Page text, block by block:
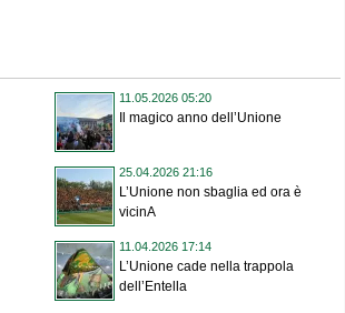
11.05.2026 05:20
Il magico anno dell’Unione
25.04.2026 21:16
L’Unione non sbaglia ed ora è
vicinA
11.04.2026 17:14
L’Unione cade nella trappola
dell’Entella